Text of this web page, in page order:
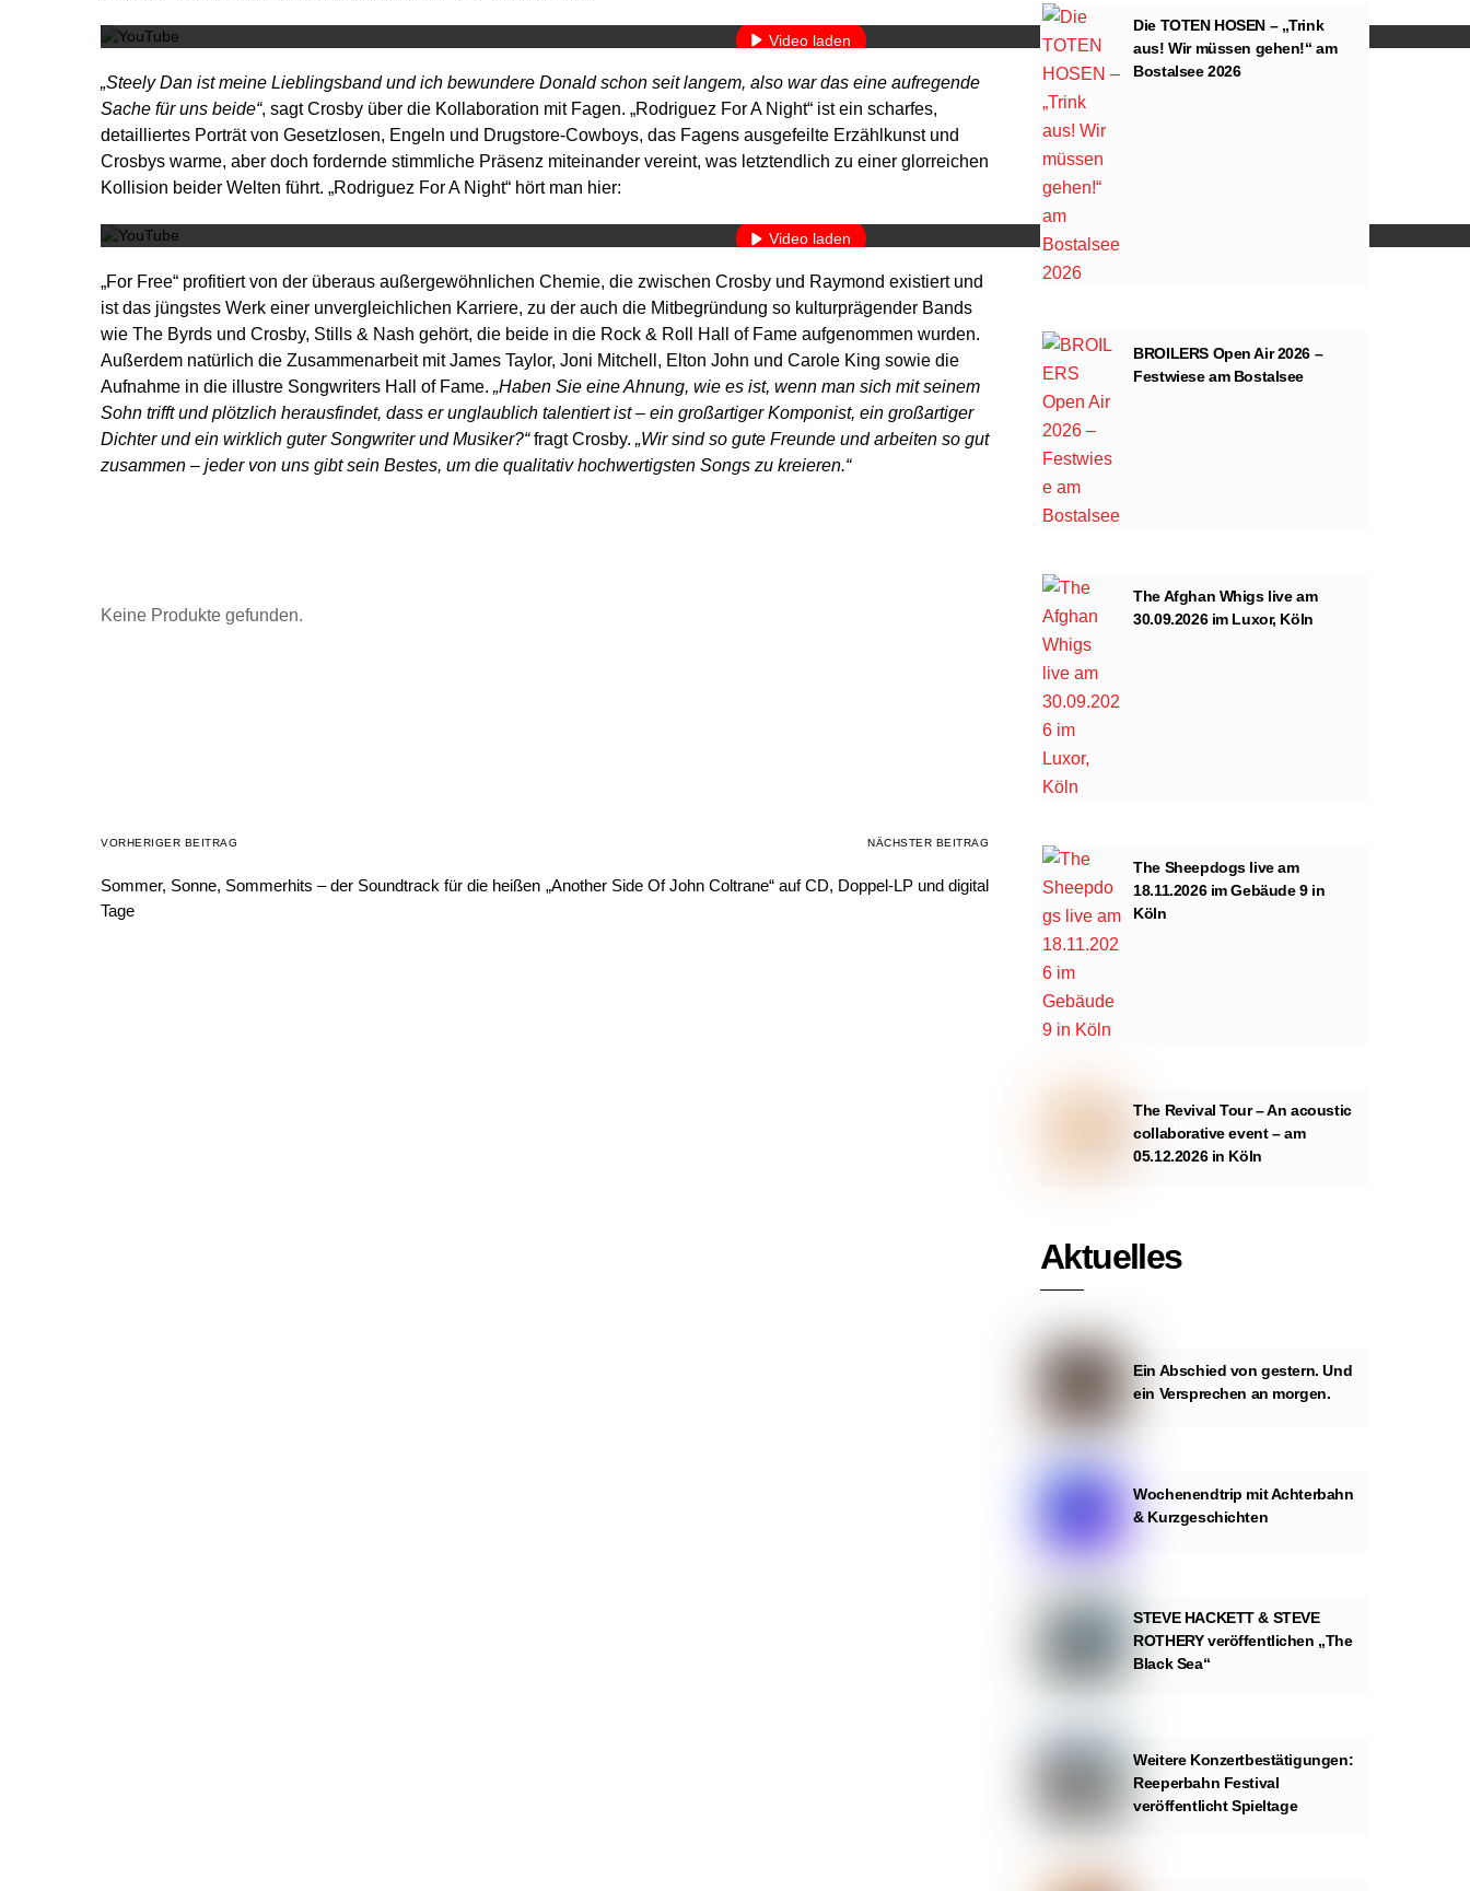
Video laden
YouTube immer entsperren
„Steely Dan ist meine Lieblingsband und ich bewundere Donald schon seit langem, also war das eine aufregende
Sache für uns beide“, sagt Crosby über die Kollaboration mit Fagen. „Rodriguez For A Night“ ist ein scharfes,
detailliertes Porträt von Gesetzlosen, Engeln und Drugstore-Cowboys, das Fagens ausgefeilte Erzählkunst und
Crosbys warme, aber doch fordernde stimmliche Präsenz miteinander vereint, was letztendlich zu einer glorreichen
Kollision beider Welten führt. „Rodriguez For A Night“ hört man hier:
Mit dem Laden des Videos akzeptieren Sie die Datenschutzerklärung von YouTube.
Video laden
YouTube immer entsperren
„For Free“ profitiert von der überaus außergewöhnlichen Chemie, die zwischen Crosby und Raymond existiert und
ist das jüngstes Werk einer unvergleichlichen Karriere, zu der auch die Mitbegründung so kulturprägender Bands
wie The Byrds und Crosby, Stills & Nash gehört, die beide in die Rock & Roll Hall of Fame aufgenommen wurden.
Außerdem natürlich die Zusammenarbeit mit James Taylor, Joni Mitchell, Elton John und Carole King sowie die
Aufnahme in die illustre Songwriters Hall of Fame. „Haben Sie eine Ahnung, wie es ist, wenn man sich mit seinem
Sohn trifft und plötzlich herausfindet, dass er unglaublich talentiert ist – ein großartiger Komponist, ein großartiger
Dichter und ein wirklich guter Songwriter und Musiker?“fragt Crosby. „Wir sind so gute Freunde und arbeiten so gut
zusammen – jeder von uns gibt sein Bestes, um die qualitativ hochwertigsten Songs zu kreieren.“
Keine Produkte gefunden.
VORHERIGER BEITRAG
Sommer, Sonne, Sommerhits – der Soundtrack für die heißen
Tage
NÄCHSTER BEITRAG
„Another Side Of John Coltrane“ auf CD, Doppel-LP und digital
Die TOTEN HOSEN – „Trink
aus! Wir müssen gehen!“ am
Bostalsee 2026
BROILERS Open Air 2026 –
Festwiese am Bostalsee
The Afghan Whigs live am
30.09.2026 im Luxor, Köln
The Sheepdogs live am
18.11.2026 im Gebäude 9 in
Köln
The Revival Tour – An acoustic
collaborative event – am
05.12.2026 in Köln
Aktuelles
Ein Abschied von gestern. Und
ein Versprechen an morgen.
Wochenendtrip mit Achterbahn
& Kurzgeschichten
STEVE HACKETT & STEVE
ROTHERY veröffentlichen „The
Black Sea“
Weitere Konzertbestätigungen:
Reeperbahn Festival
veröffentlicht Spieltage